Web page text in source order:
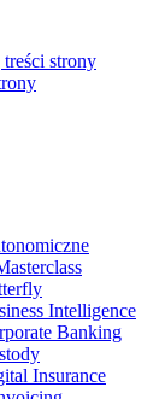
treści strony
Intelligence
Banking
Insurance